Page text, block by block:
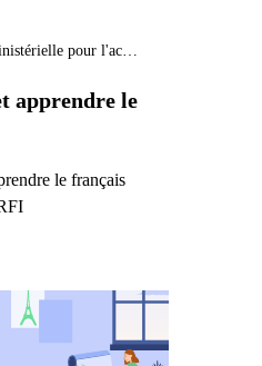
apprendre le
le français
Délégation interministérielle pour l'accueil et l'intégration des réfugiés